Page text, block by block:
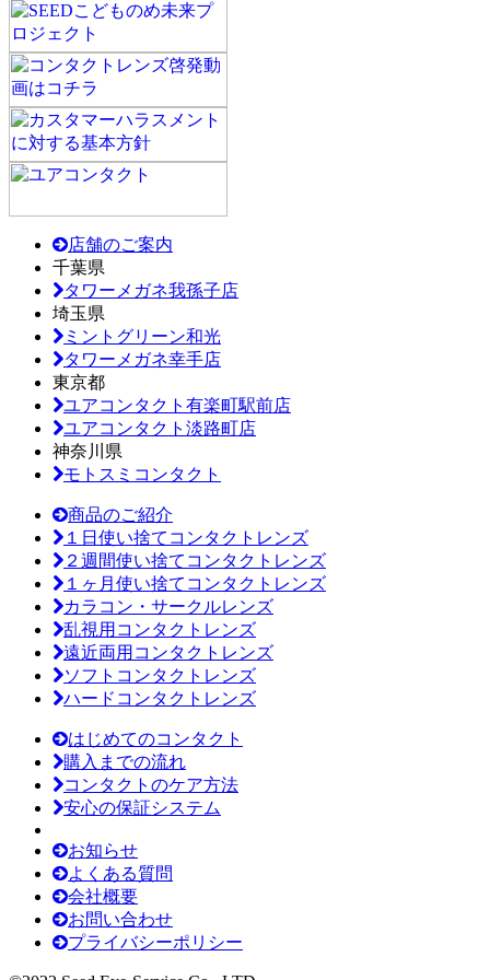
店舗のご案内
千葉県
タワーメガネ我孫子店
埼玉県
ミントグリーン和光
タワーメガネ幸手店
東京都
ユアコンタクト有楽町駅前店
ユアコンタクト淡路町店
神奈川県
モトスミコンタクト
商品のご紹介
１日使い捨てコンタクトレンズ
２週間使い捨てコンタクトレンズ
１ヶ月使い捨てコンタクトレンズ
カラコン・サークルレンズ
乱視用コンタクトレンズ
遠近両用コンタクトレンズ
ソフトコンタクトレンズ
ハードコンタクトレンズ
はじめてのコンタクト
購入までの流れ
コンタクトのケア方法
安心の保証システム
お知らせ
よくある質問
会社概要
お問い合わせ
プライバシーポリシー